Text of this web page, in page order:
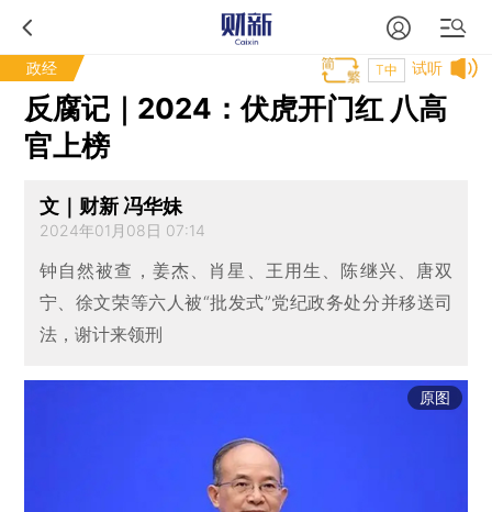
政经 试听
T中
反腐记｜2024：伏虎开门红 八高
官上榜
文｜财新 冯华妹
2024年01月08日 07:14
钟自然被查，姜杰、肖星、王用生、陈继兴、唐双
宁、徐文荣等六人被“批发式”党纪政务处分并移送司
法，谢计来领刑
原图